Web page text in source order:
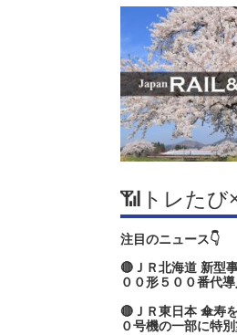
📶トレたび
注目のニュース👇
🔴ＪＲ北海道 新型
００形５００番代
🔴ＪＲ東日本 傘寿
０号機の一部に特